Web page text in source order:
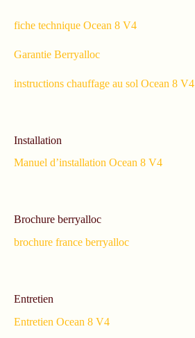
fiche technique Ocean 8 V4
Garantie Berryalloc
instructions chauffage au sol Ocean 8 V4
Installation
Manuel d’installation Ocean 8 V4
Brochure berryalloc
brochure france berryalloc
Entretien
Entretien Ocean 8 V4